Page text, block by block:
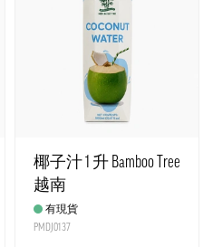
椰子汁 1 升 Bamboo Tree
越南
有現貨
PMDJ0137